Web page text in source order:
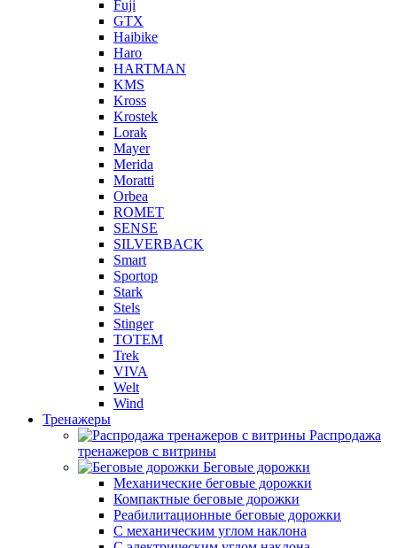
Fuji
GTX
Haibike
Haro
HARTMAN
KMS
Kross
Krostek
Lorak
Mayer
Merida
Moratti
Orbea
ROMET
SENSE
SILVERBACK
Smart
Sportop
Stark
Stels
Stinger
TOTEM
Trek
VIVA
Welt
Wind
Тренажеры
Распродажа
тренажеров с витрины
Беговые дорожки
Механические беговые дорожки
Компактные беговые дорожки
Реабилитационные беговые дорожки
С механическим углом наклона